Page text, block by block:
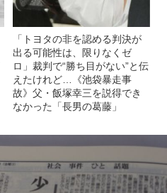
「トヨタの非を認める判決が
出る可能性は、限りなくゼ
ロ」裁判で“勝ち目がない”と伝
えたけれど…《池袋暴走事
故》父・飯塚幸三を説得でき
なかった「長男の葛藤」